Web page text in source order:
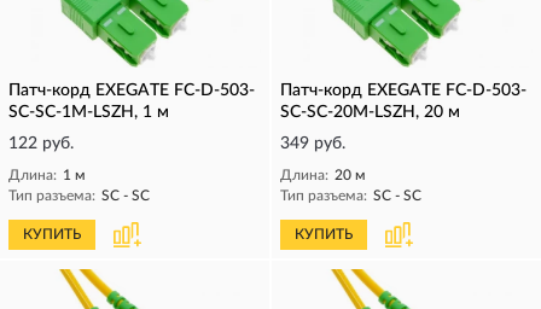
Патч-корд EXEGATE FC-D-503-
SC-SC-1M-LSZH, 1 м
122 руб.
Длина: 1 м
Тип разъема: SC - SC
КУПИТЬ
Патч-корд EXEGATE FC-D-503-
SC-SC-20M-LSZH, 20 м
349 руб.
Длина: 20 м
Тип разъема: SC - SC
КУПИТЬ